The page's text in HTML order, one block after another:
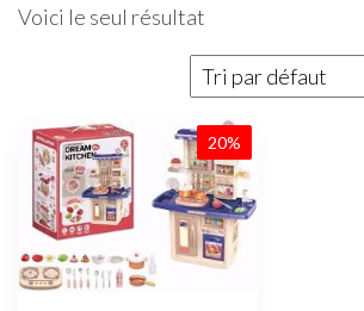
Voici le seul résultat
20%